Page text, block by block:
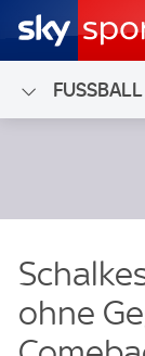
FUSSBALL
ohne